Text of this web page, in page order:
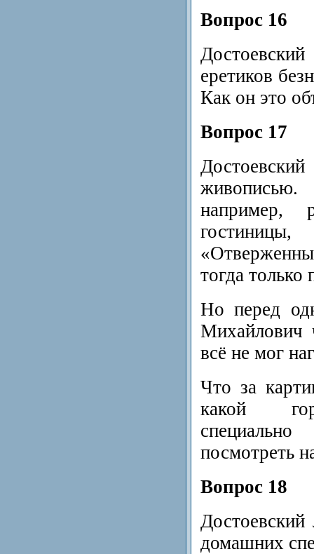
Вопрос 16
еретиков
Как он это
Вопрос 17
например,
тогда только
Но перед
Михайлович
всё не мог
Что за
какой
посмотреть
Вопрос 18
домашних